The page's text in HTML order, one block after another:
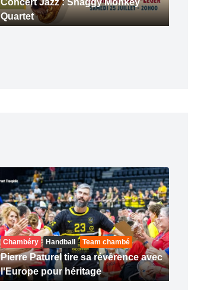
Concert Jazz : Shaggy Monkey
Quartet
Chambéry Handball Team chambé
Pierre Paturel tire sa révérence avec
l'Europe pour héritage